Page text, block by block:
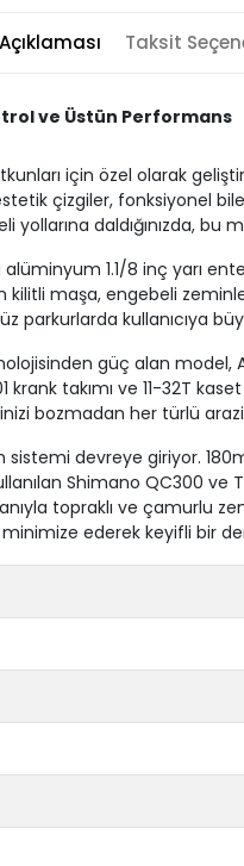
Taksit
ve Üstün Performans
için özel olarak
çizgiler, fonksiyonel
yollarına daldığınızda,
1.1/8 inç yarı
kilitli maşa, engebeli
parkurlarda kullanıcıya
güç alan model,
takımı ve 11-32T
bozmadan her türlü
devreye giriyor.
Shimano QC300 ve
topraklı ve
ederek keyifli bir